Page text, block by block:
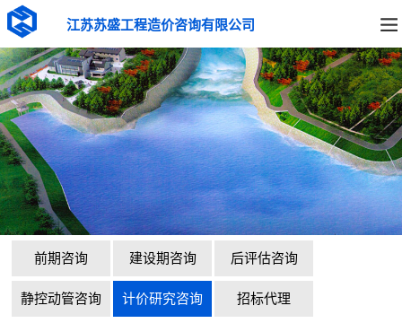
江苏苏盛工程造价咨询有限公司
前期咨询 建设期咨询 后评估咨询
静控动管咨询 计价研究咨询 招标代理